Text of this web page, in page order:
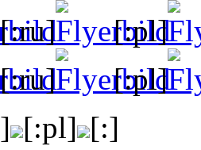
[:ru]
[:pl]
[:ru]
[:pl]
[:pl] [:]